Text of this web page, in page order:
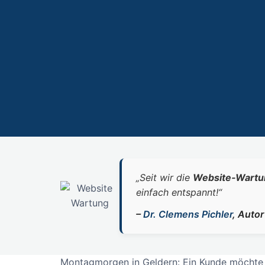
„Seit wir die
einfach entspannt!“
–Dr. Clemens Pichler,
Montagmorgen in Geldern: Ein Kunde